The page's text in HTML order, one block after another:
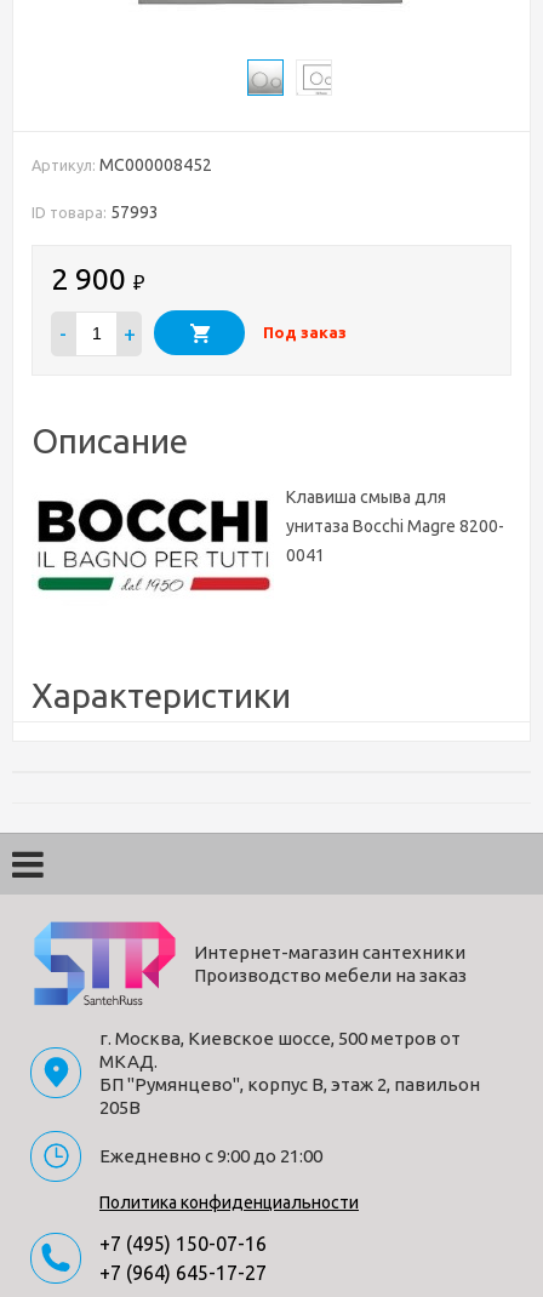
Артикул: MC000008452
ID товара: 57993
2 900 ₽
- + Под заказ
Описание
Клавиша смыва для
унитаза Bocchi Magre 8200-
0041
Характеристики
Гарантия
Материал
16.5
1.4
Управление
механическое
Способы получения товара:
- Самовывоз из шоу-рума по адресу Киевское шоссе, 500
метров от МКАД. БП "Румянцево", корпус В, этаж 2,
- Доставка по Москве в пределах МКАД (стоимость
доставки рассчитывается менеджером после оформления
Интернет-магазин сантехники
Производство мебели на заказ
г. Москва, Киевское шоссе, 500 метров от
МКАД.
БП "Румянцево", корпус В, этаж 2, павильон
205В
Ежедневно с 9:00 до 21:00
Политика конфиденциальности
+7 (495) 150-07-16
+7 (964) 645-17-27